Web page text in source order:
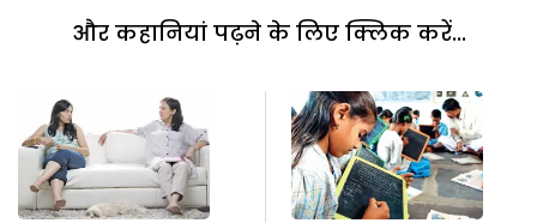
और कहानियां पढ़ने के लिए क्लिक करें...